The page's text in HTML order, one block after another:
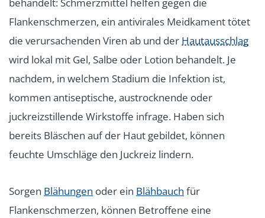
Flankenschmerzen, ein antivirales Meidkament tötet
die verursachenden Viren ab und der Hautausschlag
wird lokal mit Gel, Salbe oder Lotion behandelt. Je
nachdem, in welchem Stadium die Infektion ist,
kommen antiseptische, austrocknende oder
juckreizstillende Wirkstoffe infrage. Haben sich
bereits Bläschen auf der Haut gebildet, können
feuchte Umschläge den Juckreiz lindern.
Sorgen Blähungen oder ein Blähbauch für
Flankenschmerzen, können Betroffene eine